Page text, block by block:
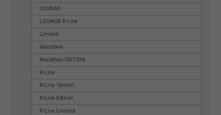
LOUNGE
LOUNGE R-Line
Limited
Marathon
Marathon EDITION
R-Line
R-Line "Aktion"
R-Line Edition
R-Line Limited